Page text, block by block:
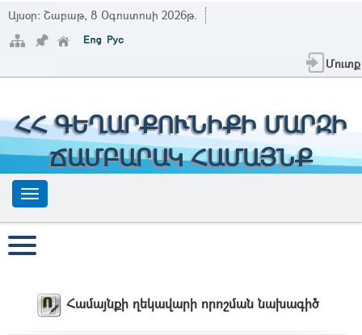
Այսօր: Շաբաթ, 8 Օգոստոսի 2026թ.
Մուտք
ՀՀ ԳԵՂԱՐՔՈՒՆԻՔԻ ՄԱՐԶԻ
ՃԱՄԲԱՐԱԿ ՀԱՄԱՅՆՔ
Համայնքի ղեկավարի որոշման նախագիծ